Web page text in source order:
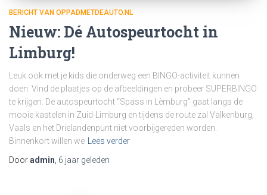
BERICHT VAN OPPADMETDEAUTO.NL
Nieuw: Dé Autospeurtocht in
Limburg!
Leuk ook met je kids die onderweg een BINGO-activiteit kunnen
doen: Vind de plaatjes op de afbeeldingen en probeer SUPERBINGO
te krijgen. De autospeurtocht “Spass in Lèmburg” gaat langs de
mooie kastelen in Zuid-Limburg en tijdens de route zal Valkenburg,
Vaals en het Drielandenpunt niet voorbijgereden worden.
Binnenkort willen we Lees verder
Dooradmin 6 jaar geleden